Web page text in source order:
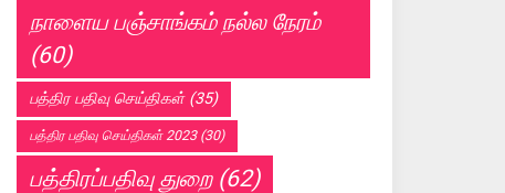
நாளைய பஞ்சாங்கம் நல்ல நேரம்
(60)
பத்திர பதிவு செய்திகள்(35)
பத்திர பதிவு செய்திகள் 2023(30)
பத்திரப்பதிவு துறை(62)